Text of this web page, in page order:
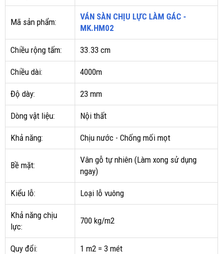
Mã sản phẩm:
VÁN SÀN CHỊU LỰC LÀM GÁC -
MK.HM02
Chiều rộng tấm: 33.33 cm
Chiều dài: 4000m
Độ dày: 23 mm
Dòng vật liệu: Nội thất
Khả năng: Chịu nước - Chống mối mọt
Bề mặt:
Vân gỗ tự nhiên (Làm xong sử dụng
ngay)
Kiểu lỗ: Loại lỗ vuông
Khả năng chịu
lực:
700 kg/m2
Quy đổi: 1 m2 = 3 mét